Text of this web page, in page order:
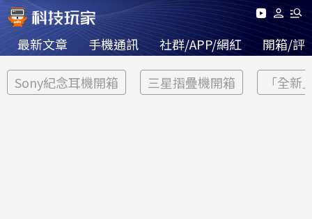
最新文章 手機通訊 社群/APP/網紅 開箱/評
Sony紀念耳機開箱 三星摺疊機開箱 「全新